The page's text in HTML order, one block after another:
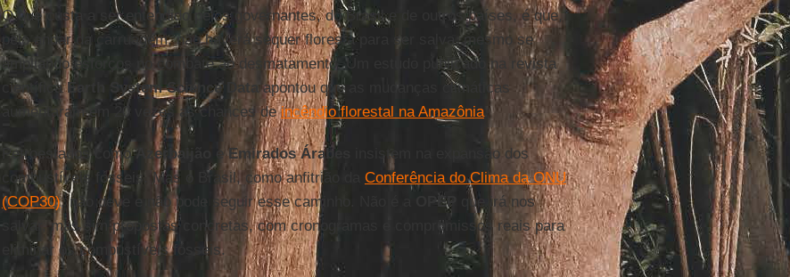
O que custa a ser entendido pelos governantes, do Brasil e de outros países, é que,
pelo andar da carruagem, não haverá sequer floresta para ser salva, mesmo se
ampliando esforços no combate ao desmatamento. Um estudo publicado na revista
científicaEarth System Science Data apontou que as mudanças climáticas
aumentaram em 20 vezes as chances deincêndio florestal na Amazônia.
Petroestados comoAzerbaijão eEmirados Árabes
insistem na expansão dos
combustíveis fósseis. Mas o Brasil, como anfitrião da Conferência do Clima da ONU
(COP30), não deve e não pode seguir esse caminho. Não é a OPEP
que irá nos
salvar, mas sim propostas concretas, com cronogramas e compromissos reais para
eliminar os combustíveis fósseis.